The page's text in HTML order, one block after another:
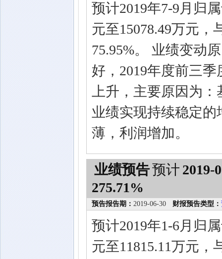
预计2019年7-9月归
元至15078.49万元，
75.95%。 业绩变动
好，2019年度前三
上升，主要原因为
业绩实现持续稳定
薄，利润增加。
业绩预告预计 2019-
275.71%
预告报告期： 2019-06-30 财报预告类型：
预计2019年1-6月归
元至11815.11万元，